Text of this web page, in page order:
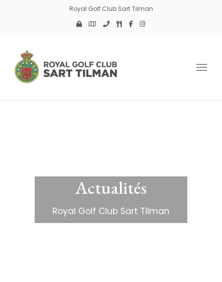
Royal Golf Club Sart Tilman
Actualités
Royal Golf Club Sart Tilman